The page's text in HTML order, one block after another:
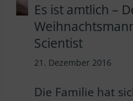
Es ist amtlich –
Scientist
21. Dezember 2016
Die Familie hat